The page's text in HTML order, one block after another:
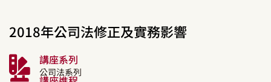
2018年公司法修正及實務影響
講座系列
公司法系列